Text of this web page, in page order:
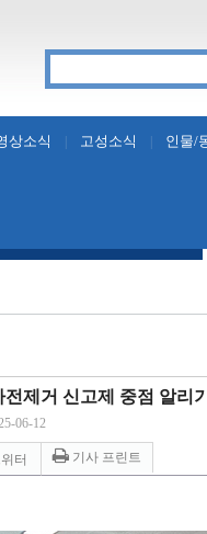
상소식 고성소식 인물/
제거 신고제 중점 알리
06-12
터 기사 프린트